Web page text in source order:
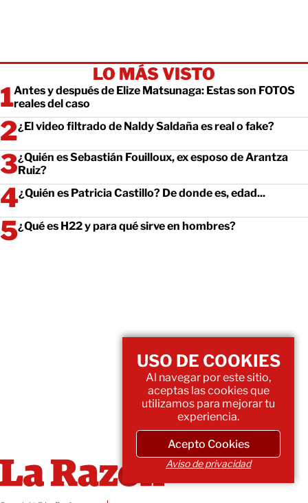
LO MÁS VISTO
Antes y después de Elize Matsunaga: Estas son FOTOS
reales del caso
¿El video filtrado de Naldy Saldaña es real o fake?
¿Quién es Sebastián Fouilloux, ex esposo de Arantza
Ruiz?
¿Quién es Patricia Castillo? De donde es, edad...
¿Qué es H22 y para qué sirve en hombres?
USO DE COOKIES
Al navegar por este sitio,
aceptas las cookies que
utilizamos para mejorar tu
experiencia.
Acepto Cookies
Aviso de privacidad